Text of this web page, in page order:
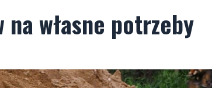
własne potrzeby